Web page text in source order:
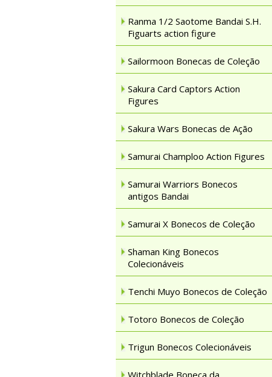
Ranma 1/2 Saotome Bandai S.H.
Figuarts action figure
Sailormoon Bonecas de Coleção
Sakura Card Captors Action
Figures
Sakura Wars Bonecas de Ação
Samurai Champloo Action Figures
Samurai Warriors Bonecos
antigos Bandai
Samurai X Bonecos de Coleção
Shaman King Bonecos
Colecionáveis
Tenchi Muyo Bonecos de Coleção
Totoro Bonecos de Coleção
Trigun Bonecos Colecionáveis
Witchblade Boneca da